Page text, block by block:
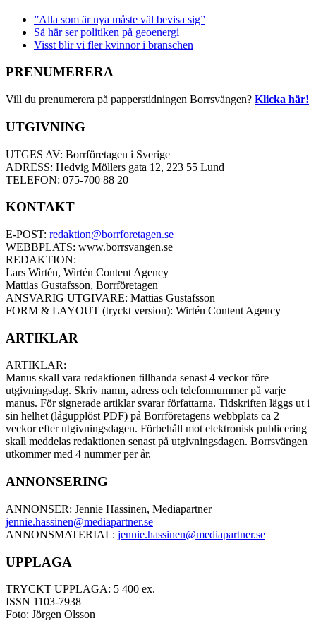
”Alla som är nya måste väl bevisa sig”
Så här ser politiken på geoenergi
Visst blir vi fler kvinnor i branschen
PRENUMERERA
Vill du prenumerera på papperstidningen Borrsvängen? Klicka här!
UTGIVNING
UTGES AV: Borrföretagen i Sverige
ADRESS: Hedvig Möllers gata 12, 223 55 Lund
TELEFON: 075-700 88 20
KONTAKT
E-POST: redaktion@borrforetagen.se
WEBBPLATS: www.borrsvangen.se
REDAKTION:
Lars Wirtén, Wirtén Content Agency
Mattias Gustafsson, Borrföretagen
ANSVARIG UTGIVARE: Mattias Gustafsson
FORM & LAYOUT (tryckt version): Wirtén Content Agency
ARTIKLAR
ARTIKLAR:
Manus skall vara redaktionen tillhanda senast 4 veckor före
utgivningsdag. Skriv namn, adress och telefonnummer på varje
manus. För signerade artiklar svarar författarna. Tidskriften läggs ut i
sin helhet (lågupplöst PDF) på Borrföretagens webbplats ca 2
veckor efter utgivningsdagen. Förbehåll mot elektronisk publicering
skall meddelas redaktionen senast på utgivningsdagen. Borrsvängen
utkommer med 4 nummer per år.
ANNONSERING
ANNONSER: Jennie Hassinen, Mediapartner
jennie.hassinen@mediapartner.se
ANNONSMATERIAL: jennie.hassinen@mediapartner.se
UPPLAGA
TRYCKT UPPLAGA: 5 400 ex.
ISSN 1103-7938
Foto: Jörgen Olsson